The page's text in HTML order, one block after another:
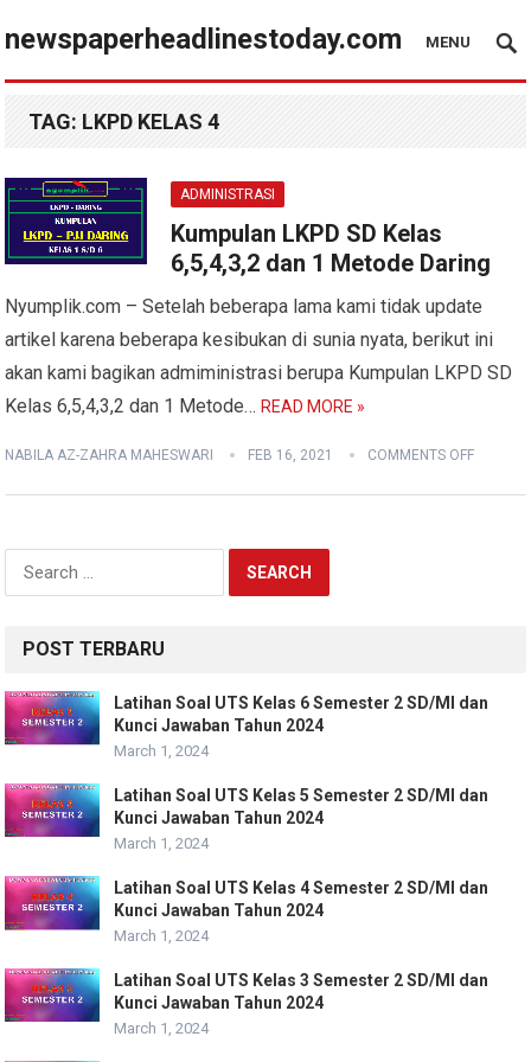
newspaperheadlinestoday.com MENU
TAG: LKPD KELAS 4
ADMINISTRASI
Kumpulan LKPD SD Kelas
6,5,4,3,2 dan 1 Metode Daring
Nyumplik.com – Setelah beberapa lama kami tidak update
artikel karena beberapa kesibukan di sunia nyata, berikut ini
akan kami bagikan admiministrasi berupa Kumpulan LKPD SD
Kelas 6,5,4,3,2 dan 1 Metode…READ MORE »
NABILA AZ-ZAHRA MAHESWARI FEB 16, 2021 COMMENTS OFF
Search
for:
POST TERBARU
Latihan Soal UTS Kelas 6 Semester 2 SD/MI dan
Kunci Jawaban Tahun 2024
March 1, 2024
Latihan Soal UTS Kelas 5 Semester 2 SD/MI dan
Kunci Jawaban Tahun 2024
March 1, 2024
Latihan Soal UTS Kelas 4 Semester 2 SD/MI dan
Kunci Jawaban Tahun 2024
March 1, 2024
Latihan Soal UTS Kelas 3 Semester 2 SD/MI dan
Kunci Jawaban Tahun 2024
March 1, 2024